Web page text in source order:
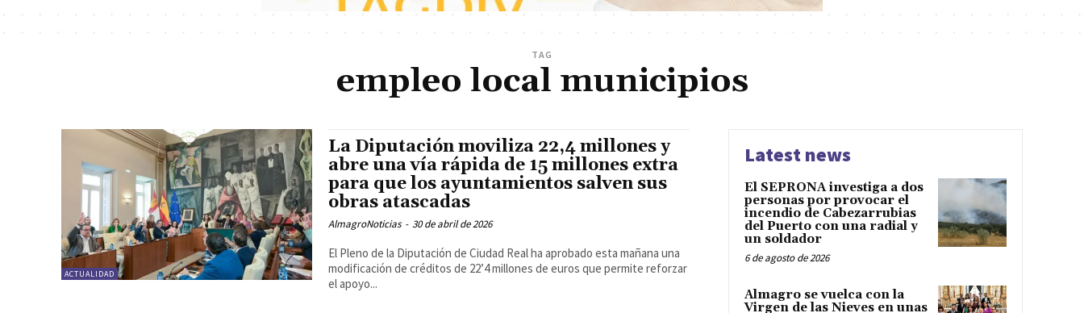
TAG
empleo local municipios
ACTUALIDAD
La Diputación moviliza 22,4 millones y
abre una vía rápida de 15 millones extra
para que los ayuntamientos salven sus
obras atascadas
AlmagroNoticias - 30 de abril de 2026
El Pleno de la Diputación de Ciudad Real ha aprobado esta mañana una
modificación de créditos de 22’4 millones de euros que permite reforzar
el apoyo...
Latest news
El SEPRONA investiga a dos
personas por provocar el
incendio de Cabezarrubias
del Puerto con una radial y
un soldador
6 de agosto de 2026
Almagro se vuelca con la
Virgen de las Nieves en unas